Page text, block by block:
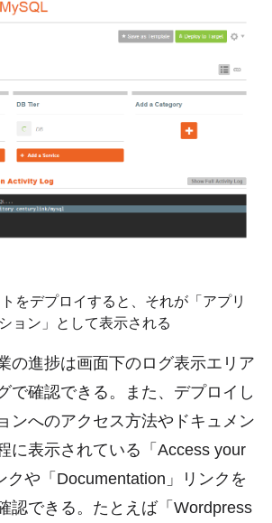
をデプロイすると、それが「アプリ
ョン」として表示される
の進捗は画面下のログ表示エリア
で確認できる。また、デプロイし
ンへのアクセス方法やドキュメン
に表示されている「Access your
クや「Documentation」リンクを
認できる。たとえば「Wordpress